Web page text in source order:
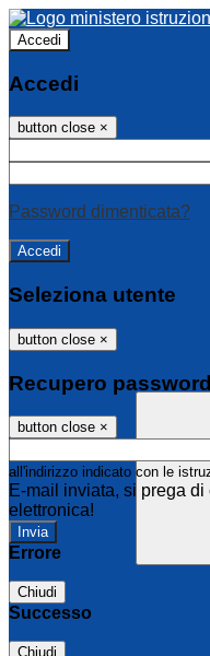
Accedi
Accedi
button close ×
Password dimenticata?
Seleziona utente
button close ×
Recupero password
button close ×
all'indirizzo indicato con le
E-mail inviata, si prega
elettronica!
Errore
Chiudi
Successo
Chiudi